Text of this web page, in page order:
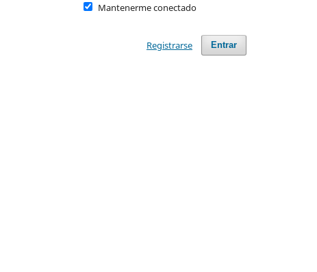
Mantenerme conectado
Entrar
Registrarse